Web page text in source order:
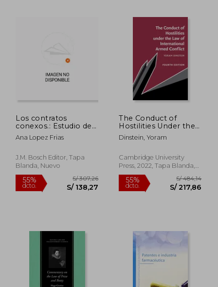
dcto.
Los contratos
conexos.: Estudio de
supuestos concretos
y ensayo de una
doctrinal.
Ana Lopez Frias
J.M. Bosch Editor, Tapa
Blanda, Nuevo
The Conduct of
Hostilities Under the
law of International
Armed Conflict (en
Dinstein, Yoram
Cambridge University
Press, 2022, Tapa Blanda,
Nuevo